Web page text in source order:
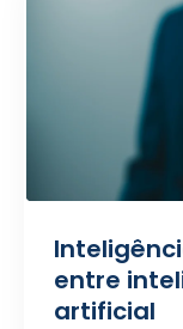
entre
artificial